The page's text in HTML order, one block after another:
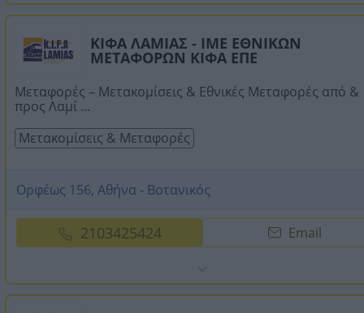
ΚΙΦΑ ΛΑΜΙΑΣ - ΙΜΕ ΕΘΝΙΚΩΝ
ΜΕΤΑΦΟΡΩΝ ΚΙΦΑ ΕΠΕ
Μεταφορές – Μετακομίσεις & Εθνικές Μεταφορές από &
προς Λαμί ...
Μετακομίσεις & Μεταφορές
Ορφέως 156, Αθήνα - Βοτανικός
2103425424 Email